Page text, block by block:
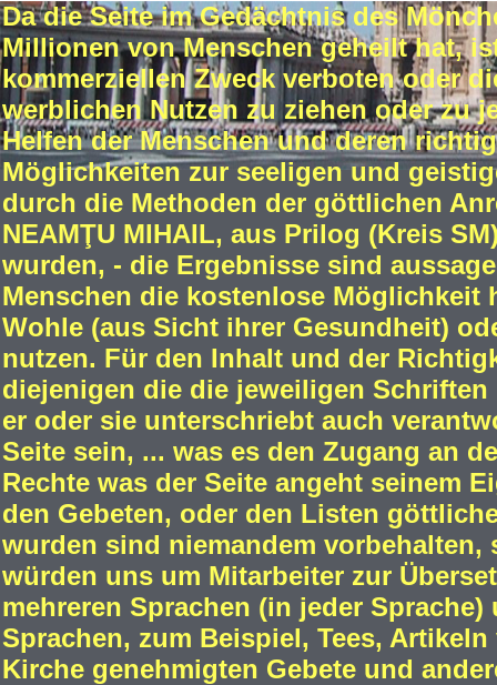
Da die Seite im Gedächtnis des
Millionen von Menschen geheilt hat,
kommerziellen Zweck verboten oder
werblichen Nutzen zu ziehen oder zu
Helfen der Menschen und deren
Möglichkeiten zur seeligen und
durch die Methoden der göttlichen
NEAMŢU MIHAIL, aus Prilog (Kreis
wurden, - die Ergebnisse sind
Menschen die kostenlose Möglichkeit
Wohle (aus Sicht ihrer Gesundheit)
nutzen. Für den Inhalt und der
diejenigen die die jeweiligen
er oder sie unterschriebt auch
Seite sein, ... was es den Zugang an
Rechte was der Seite angeht seinem
den Gebeten, oder den Listen
wurden sind niemandem
würden uns um Mitarbeiter zur
mehreren Sprachen (in jeder
Sprachen, zum Beispiel, Tees,
Kirche genehmigten Gebete und